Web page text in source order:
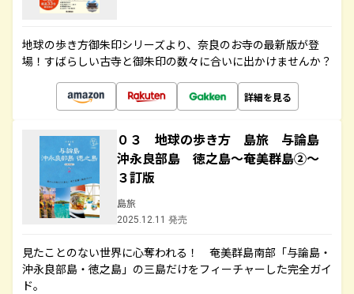
地球の歩き方御朱印シリーズより、奈良のお寺の最新版が登
場！すばらしい古寺と御朱印の数々に合いに出かけませんか？
詳細を見る
０３ 地球の歩き方 島旅 与論島
沖永良部島 徳之島～奄美群島②～
３訂版
島旅
2025.12.11 発売
見たことのない世界に心奪われる！ 奄美群島南部「与論島・
沖永良部島・徳之島」の三島だけをフィーチャーした完全ガイ
ド。